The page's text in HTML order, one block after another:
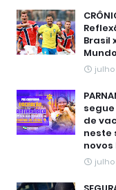
Brasil
julho
de
neste
julho